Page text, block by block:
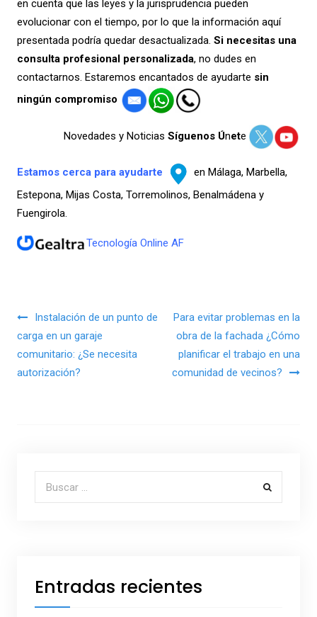
en cuenta que las leyes y la jurisprudencia pueden
evolucionar con el tiempo, por lo que la información aquí
presentada podría quedar desactualizada. Si necesitas una
consulta profesional personalizada, no dudes en
contactarnos. Estaremos encantados de ayudarte sin
ningún compromiso
Novedades y NoticiasSíguenos Únete
Estamos cerca para ayudarte
en Málaga, Marbella,
Estepona, Mijas Costa, Torremolinos, Benalmádena y
Fuengirola.
Tecnología Online AF
Navegación de entradas
Instalación de un punto de
carga en un garaje
comunitario: ¿Se necesita
autorización?
Para evitar problemas en la
obra de la fachada ¿Cómo
planificar el trabajo en una
comunidad de vecinos?
Buscar por:
Entradas recientes